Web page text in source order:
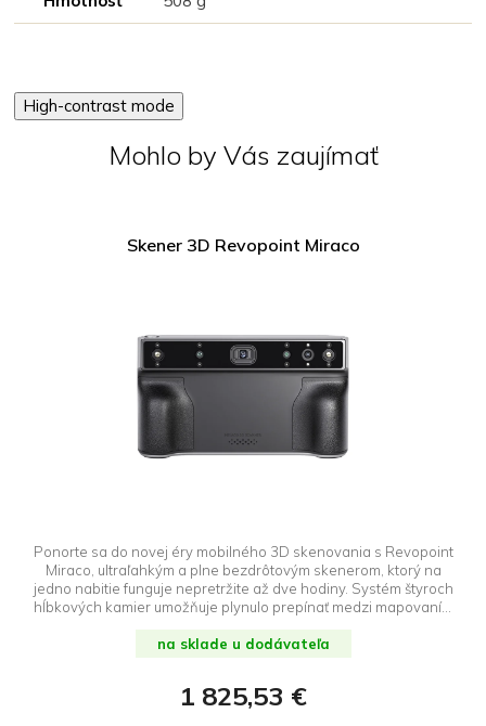
High-contrast mode
Mohlo by Vás zaujímať
Skener 3D Revopoint Miraco
Ponorte sa do novej éry mobilného 3D skenovania s Revopoint
Miraco, ultraľahkým a plne bezdrôtovým skenerom, ktorý na
jedno nabitie funguje nepretržite až dve hodiny. Systém štyroch
hĺbkových kamier umožňuje plynulo prepínať medzi mapovaním
veľkých objektov (0,2 mm), ktoré je k dispozícii v režimoch Single
Shot a Continuous Shot. Výkonný osemjadrový procesor s
úložiska pojmú až 10 000 snímok, zatiaľ čo 6-palcová obrazovka
na sklade u dodávateľa
1 825,53 €